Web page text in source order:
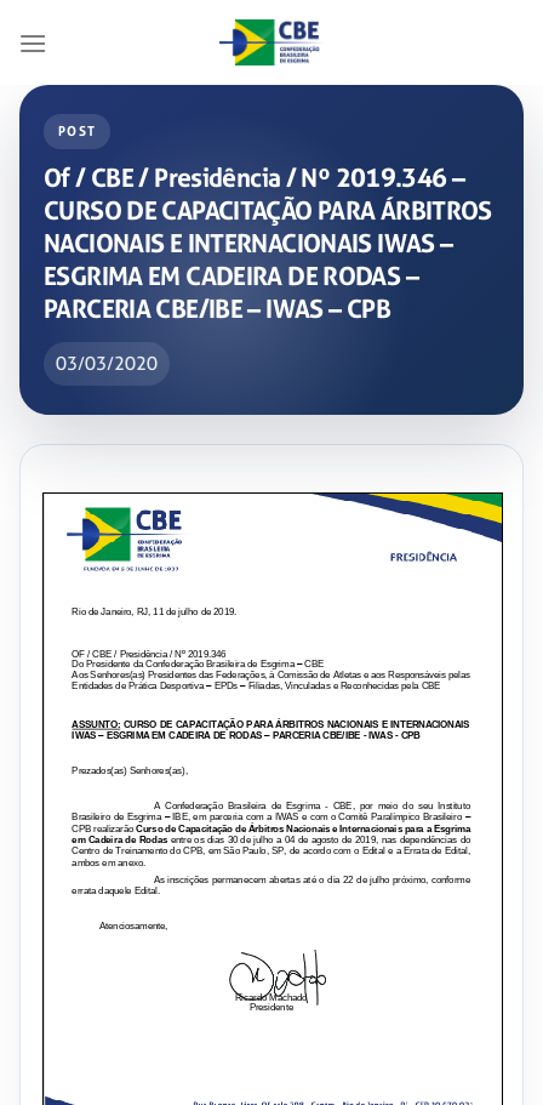
POST
Of / CBE / Presidência / Nº 2019.346 –
CURSO DE CAPACITAÇÃO PARA ÁRBITROS
NACIONAIS E INTERNACIONAIS IWAS –
ESGRIMA EM CADEIRA DE RODAS –
PARCERIA CBE/IBE – IWAS – CPB
03/03/2020